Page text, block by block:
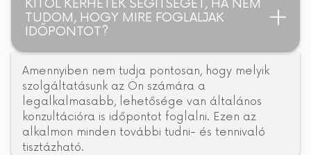
KITŐL KÉRHETEK SEGÍTSÉGET, HA NEM
TUDOM, HOGY MIRE FOGLALJAK
IDŐPONTOT?
Amennyiben nem tudja pontosan, hogy melyik
szolgáltatásunk az Ön számára a
legalkalmasabb, lehetősége van általános
konzultációra is időpontot foglalni. Ezen az
alkalmon minden további tudni- és tennivaló
tisztázható.